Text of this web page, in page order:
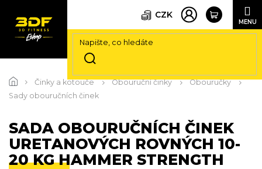
na
obsah
CZK
Činky a kotouče Obouruční činky
Obouručky
Sady obouručních činek
SADA OBOURUČNÍCH ČINEK
URETANOVÝCH ROVNÝCH 10-
20 KG HAMMER STRENGTH